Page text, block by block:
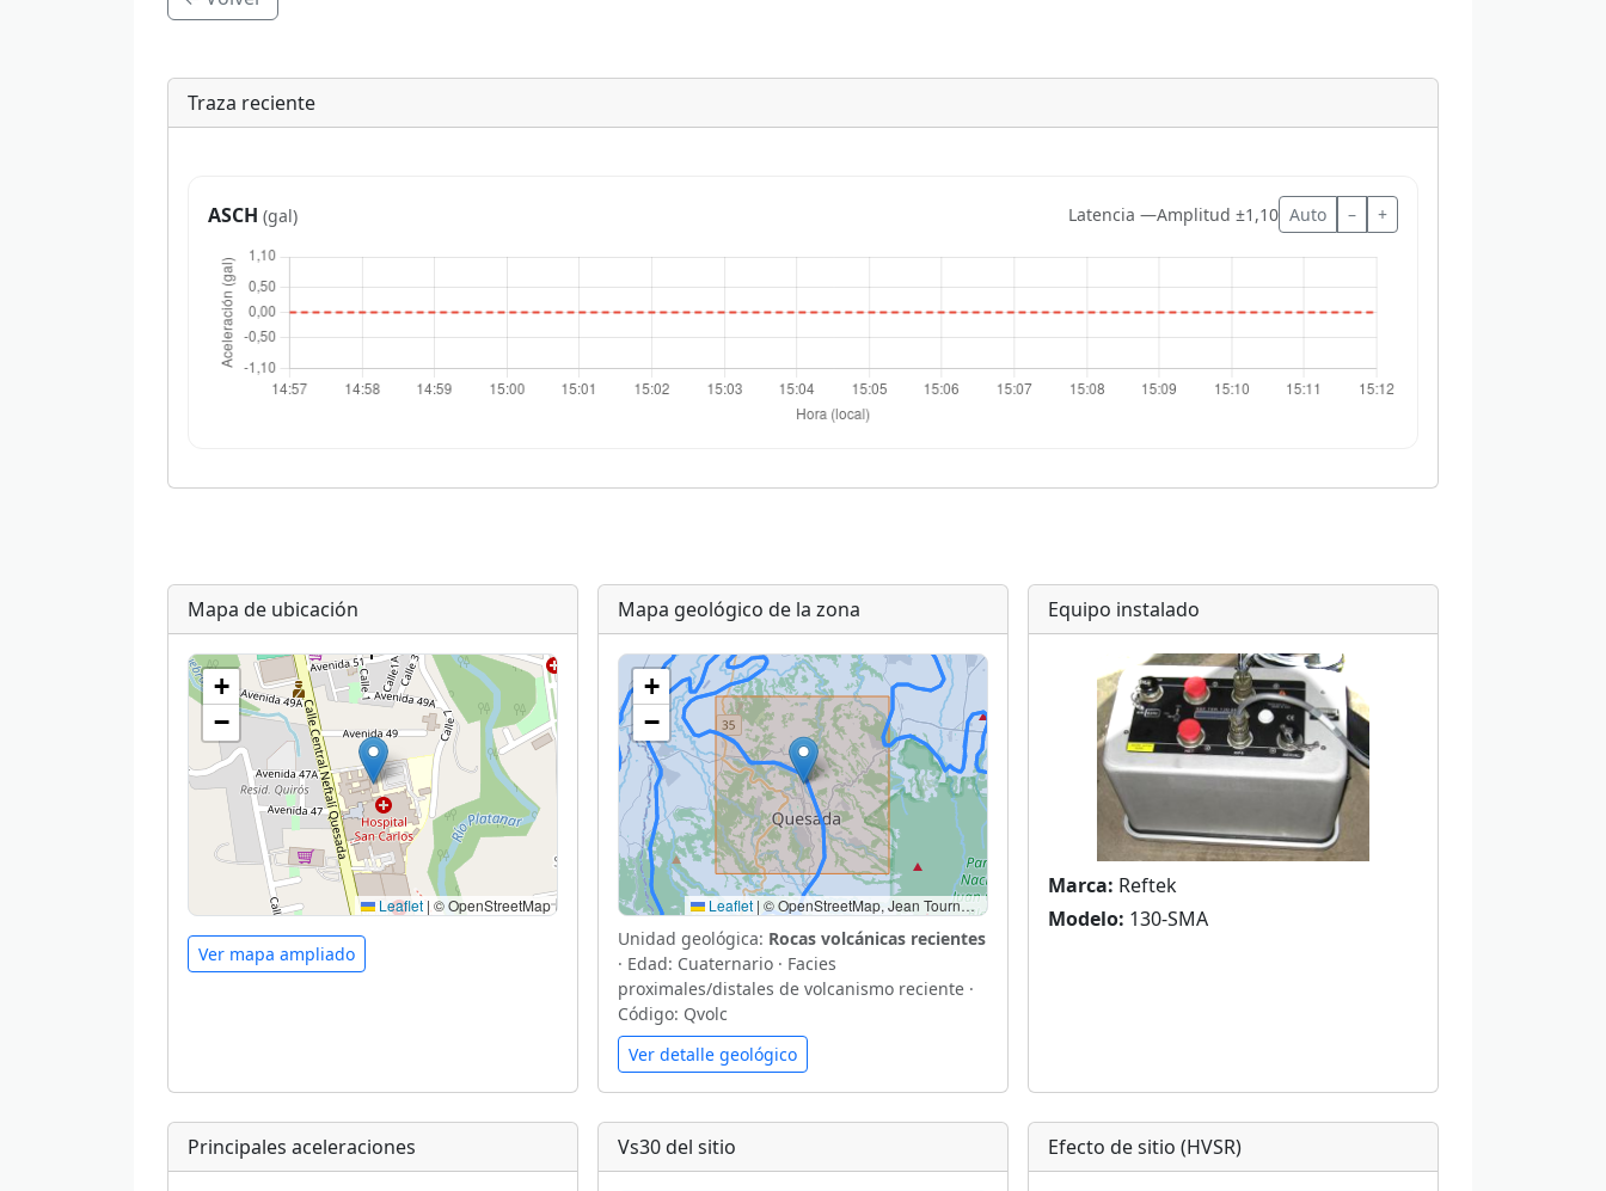
Traza reciente
ASCH (gal) Latencia —Amplitud ±1,10 Auto – +
Mapa de ubicación
+
−
Leaflet | © OpenStreetMap
Ver mapa ampliado
Mapa geológico de la zona
+
−
Leaflet | © OpenStreetMap, Jean Tournon., G. A. (1997). Mapa Geológico de Costa Rica, Escala 1: 500 000.
Unidad geológica: Rocas volcánicas recientes
· Edad: Cuaternario · Facies
proximales/distales de volcanismo reciente ·
Código: Qvolc
Ver detalle geológico
Equipo instalado
Marca: Reftek
Modelo: 130-SMA
Principales aceleraciones Vs30 del sitio Efecto de sitio (HVSR)